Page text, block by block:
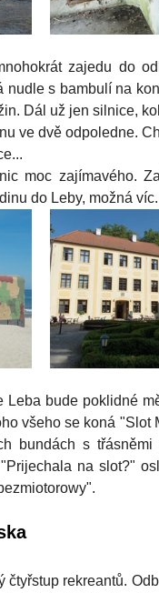
zajedu do
nudle s bambulí na
Dál už jen silnice,
ve dvě odpoledne.
moc zajímavého.
do Leby, možná
Leba bude poklidné
všeho se koná
bundách s
na slot?"
čtyřstup rekreantů.